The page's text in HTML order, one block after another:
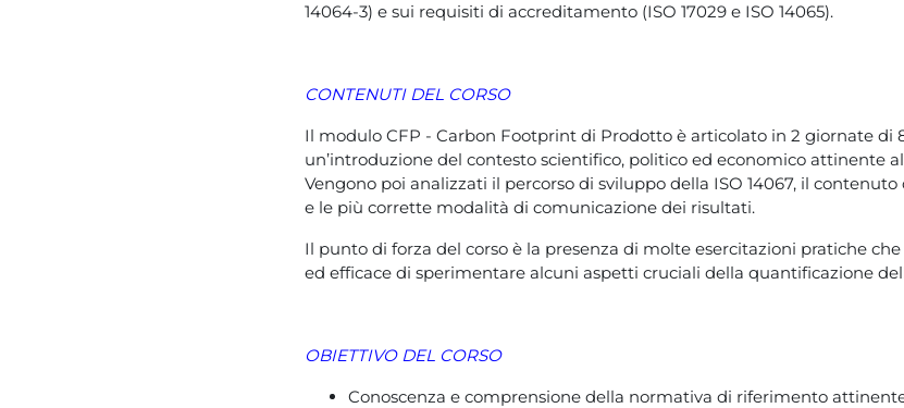
14064-3) e sui requisiti di accreditamento (ISO 17029 e ISO 14065).
CONTENUTI DEL CORSO
Il modulo CFP - Carbon Footprint di Prodotto è articolato in 2 giornate di
un’introduzione del contesto scientifico, politico ed economico attinente
Vengono poi analizzati il percorso di sviluppo della ISO 14067, il contenuto
e le più corrette modalità di comunicazione dei risultati.
Il punto di forza del corso è la presenza di molte esercitazioni pratiche
ed efficace di sperimentare alcuni aspetti cruciali della quantificazione
OBIETTIVO DEL CORSO
Conoscenza e comprensione della normativa di riferimento